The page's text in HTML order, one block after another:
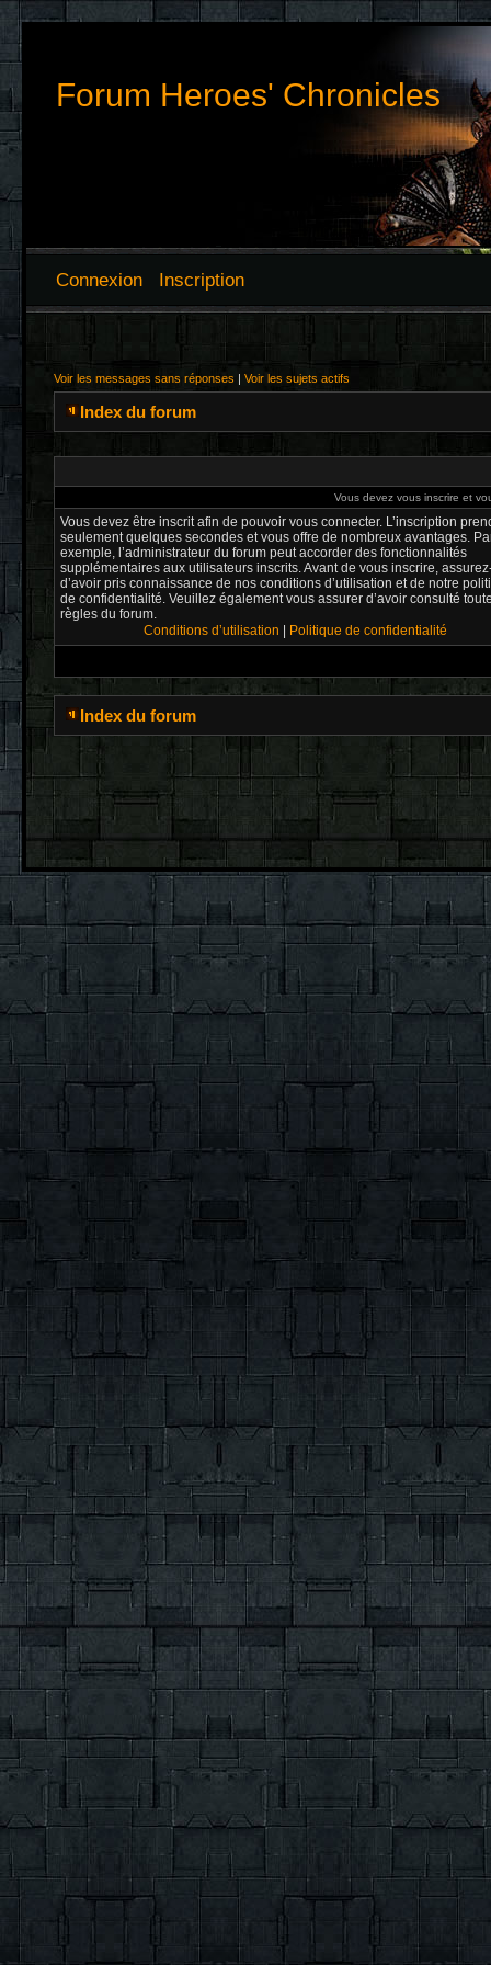
Forum Heroes' Chronicles
Connexion Inscription
Voir les messages sans réponses | Voir les sujets actifs
Index du forum
Vous devez vous inscrire et
Vous devez être inscrit afin de pouvoir vous connecter. L’inscription
seulement quelques secondes et vous offre de nombreux avantages.
exemple, l’administrateur du forum peut accorder des fonctionnalités
supplémentaires aux utilisateurs inscrits. Avant de vous inscrire,
d’avoir pris connaissance de nos conditions d’utilisation et de notre
de confidentialité. Veuillez également vous assurer d’avoir consulté
règles du forum.
Conditions d’utilisation
Politique de confidentialité
Index du forum